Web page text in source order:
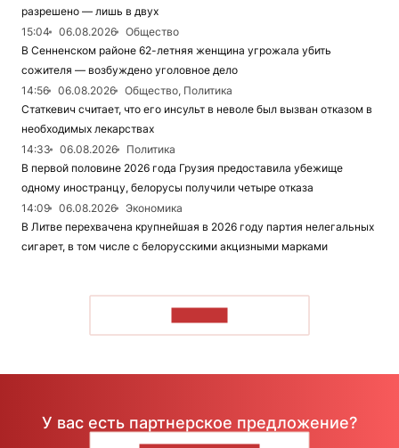
разрешено — лишь в двух
15:04
06.08.2026
Общество
В Сенненском районе 62-летняя женщина угрожала убить
сожителя — возбуждено уголовное дело
14:56
06.08.2026
Общество, Политика
Статкевич считает, что его инсульт в неволе был вызван отказом в
необходимых лекарствах
14:33
06.08.2026
Политика
В первой половине 2026 года Грузия предоставила убежище
одному иностранцу, белорусы получили четыре отказа
14:09
06.08.2026
Экономика
В Литве перехвачена крупнейшая в 2026 году партия нелегальных
сигарет, в том числе с белорусскими акцизными марками
У вас есть партнерское предложение?